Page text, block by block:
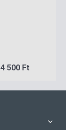
4 500 Ft